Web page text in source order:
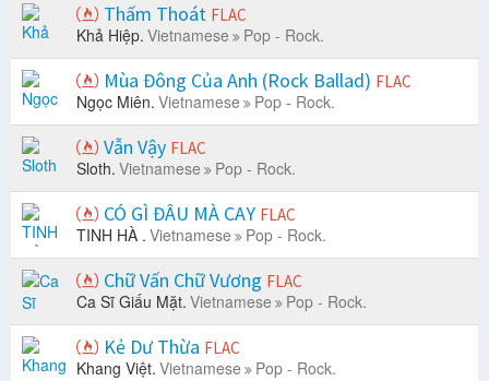
Thấm Thoát FLAC
Khả Hiệp. Vietnamese Pop - Rock.
Mùa Đông Của Anh (Rock Ballad) FLAC
Ngọc Miên. Vietnamese Pop - Rock.
Vẫn Vậy FLAC
Sloth. Vietnamese Pop - Rock.
CÓ GÌ ĐÂU MÀ CAY FLAC
TINH HÀ . Vietnamese Pop - Rock.
Chữ Vấn Chữ Vương FLAC
Ca Sĩ Giấu Mặt. Vietnamese Pop - Rock.
Kẻ Dư Thừa FLAC
Khang Việt. Vietnamese Pop - Rock.